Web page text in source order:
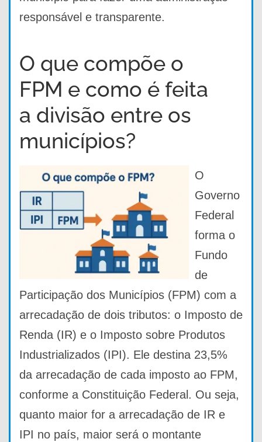
responsável e transparente.
O que compõe o
FPM e como é feita
a divisão entre os
municípios?
O
Governo
Federal
forma o
Fundo
de
Participação dos Municípios (FPM) com a
arrecadação de dois tributos: o Imposto de
Renda (IR) e o Imposto sobre Produtos
Industrializados (IPI). Ele destina 23,5%
da arrecadação de cada imposto ao FPM,
conforme a Constituição Federal. Ou seja,
quanto maior for a arrecadação de IR e
IPI no país, maior será o montante